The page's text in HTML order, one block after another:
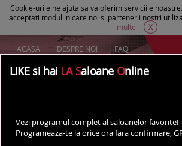
Cookie-urile ne ajuta sa va oferim serviciile
acceptati modul in care noi si partenerii nostri
multe
X
ACASA DESPRE NOI FAQ
AI UN SALON?
LIKE si hai LA Saloane Online
Vezi programul complet al saloanelor favorite!
Programeaza-te la orice ora fara confirmare,